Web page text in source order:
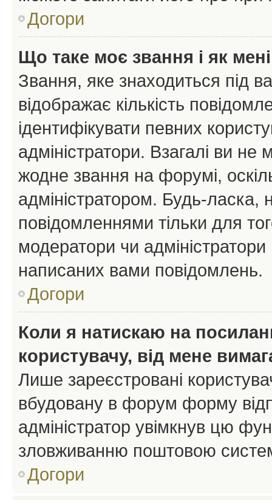
Догори
Що таке моє звання і як
Звання, яке знаходиться під
відображає кількість
ідентифікувати певних
адміністратори. Взагалі ви
жодне звання на форумі,
адміністратором. Будь-
повідомленнями тільки для
модератори чи
написаних вами повідомлень.
Догори
Коли я натискаю на
користувачу, від мене
Лише зареєстровані
вбудовану в форум форму
адміністратор увімкнув цю
зловживанню поштовою
Догори